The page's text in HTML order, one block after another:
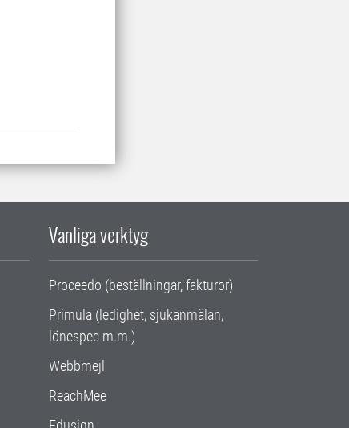
Vanliga verktyg
Proceedo (beställningar, fakturor)
Primula (ledighet, sjukanmälan,
lönespec m.m.)
Webbmejl
ReachMee